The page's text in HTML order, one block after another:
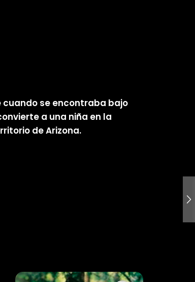
cuando se encontraba bajo
a una niña en la
de Arizona.